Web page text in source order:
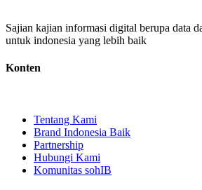
Sajian kajian informasi digital berupa data
untuk indonesia yang lebih baik
Konten
Tentang Kami
Brand Indonesia Baik
Partnership
Hubungi Kami
Komunitas sohIB